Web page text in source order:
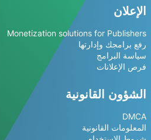
الإعلان
Monetization solutions for Publishers
رفع برامجك وإدارتها
سياسة البرامج
فرص الإعلانات
الشؤون القانونية
DMCA
المعلومات القانونية